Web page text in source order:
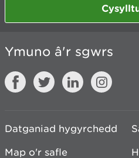
Ymuno â'r sgwrs
Datganiad hygyrchedd
Map o'r safle